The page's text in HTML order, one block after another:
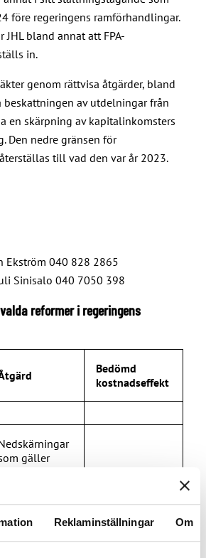
Reklaminställningar Om
före regeringens ramförhandlingar.
JHL bland annat att FPA-
in.
genom rättvisa åtgärder, bland
av utdelningar från
en skärpning av kapitalinkomsters
Den nedre gränsen för
till vad den var år 2023.
Ekström 040 828 2865
Sinisalo 040 7050 398
reformer i regeringens
Bedömd
kostnadseffekt
gäller